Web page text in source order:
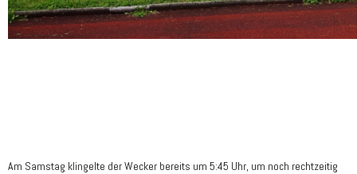
Am Samstag klingelte der Wecker bereits um 5:45 Uhr, um noch rechtzeitig